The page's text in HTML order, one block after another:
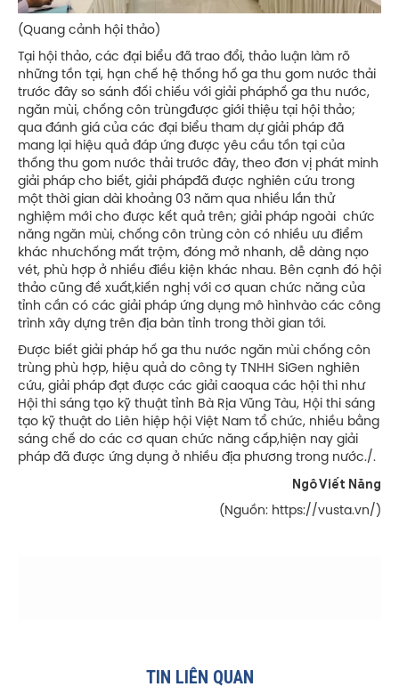
(Quang cảnh hội thảo)
Tại hội thảo, các đại biểu đã trao đổi, thảo luận làm rõ
những tồn tại, hạn chế hệ thống hố ga thu gom nước thải
trước đây so sánh đối chiếu với giải pháphố ga thu nước,
ngăn mùi, chống côn trùngđược giới thiệu tại hội thảo;
qua đánh giá của các đại biểu tham dự giải pháp đã
mang lại hiệu quả đáp ứng được yêu cầu tồn tại của
thống thu gom nước thải trước đây, theo đơn vị phát minh
giải pháp cho biết, giải phápđã được nghiên cứu trong
một thời gian dài khoảng 03 năm qua nhiều lần thử
nghiệm mới cho được kết quả trên; giải pháp ngoài chức
năng ngăn mùi, chống côn trùng còn có nhiều ưu điểm
khác nhưchống mất trộm, đóng mở nhanh, dễ dàng nạo
vét, phù hợp ở nhiều điều kiện khác nhau. Bên cạnh đó hội
thảo cũng đề xuất,kiến nghị với cơ quan chức năng của
tỉnh cần có các giải pháp ứng dụng mô hìnhvào các công
trình xây dựng trên địa bàn tỉnh trong thời gian tới.
Được biết giải pháp hố ga thu nước ngăn mùi chống côn
trùng phù hợp, hiệu quả do công ty TNHH SiGen nghiên
cứu, giải pháp đạt được các giải caoqua các hội thi như
Hội thi sáng tạo kỹ thuật tỉnh Bà Rịa Vũng Tàu, Hội thi sáng
tạo kỹ thuật do Liên hiệp hội Việt Nam tổ chức, nhiều bằng
sáng chế do các cơ quan chức năng cấp,hiện nay giải
pháp đã được ứng dụng ở nhiều địa phương trong nước./.
Ngô Viết Năng
(Nguồn: https://vusta.vn/)
TIN LIÊN QUAN